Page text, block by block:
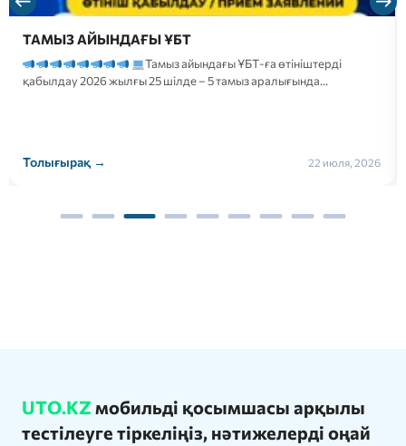
ТАМЫЗ АЙЫНДАҒЫ ҰБТ
Тамыз айындағы ҰБТ-ға өтініштерді
қабылдау 2026 жылғы 25 шілде – 5 тамыз аралығында…
Толығырақ → 22 июля, 2026
UTO.KZ мобильді қосымшасы арқылы
тестілеуге тіркеліңіз, нәтижелерді оңай